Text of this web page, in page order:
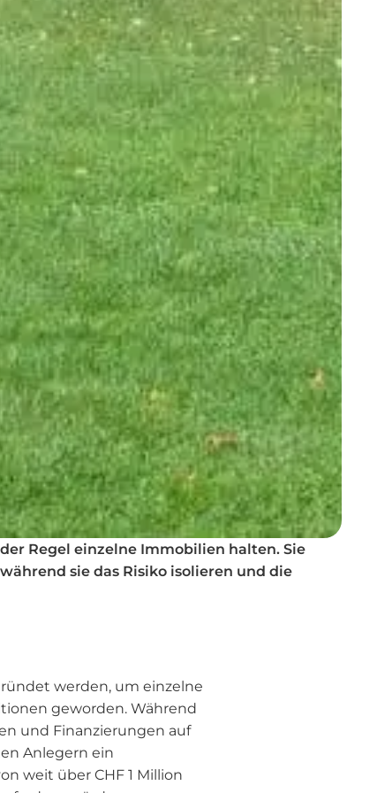
Regel einzelne Immobilien halten. Sie
sie das Risiko isolieren und die
werden, um einzelne
geworden. Während
und Finanzierungen auf
Anlegern ein
weit über CHF 1 Million